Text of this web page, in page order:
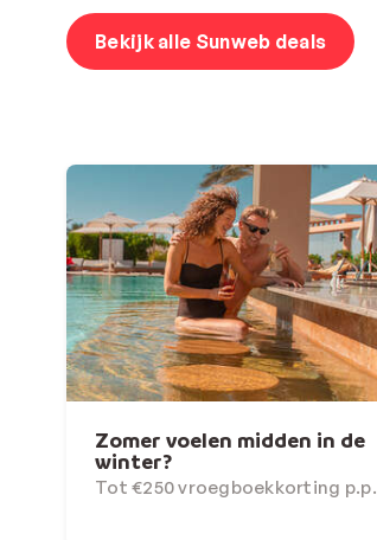
Bekijk alle Sunweb deals
Zomer voelen midden in de
winter?
Tot €250 vroegboekkorting p.p.